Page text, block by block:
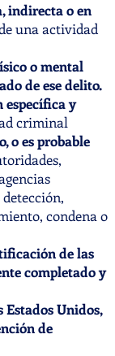
indirecta o en
una actividad
o mental
de ese delito.
y
criminal
o es probable
condena o
de las
completado y
Estados Unidos,
de